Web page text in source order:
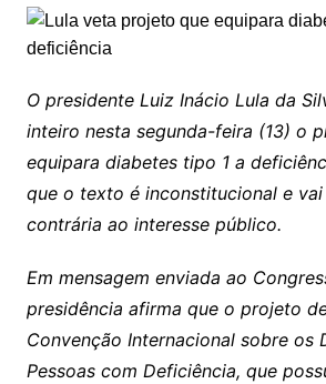
O presidente Luiz Inácio Lula da
inteiro nesta segunda-feira (13) o
equipara diabetes tipo 1 a
que o texto é inconstitucional e
contrária ao interesse público.
Em mensagem enviada ao
presidência afirma que o projeto
Convenção Internacional sobre os
Pessoas com Deficiência, que